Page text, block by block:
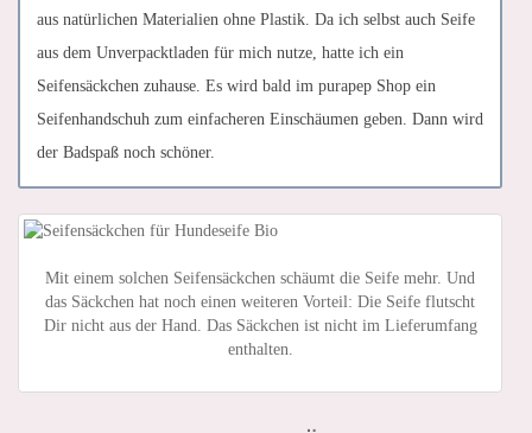
aus natürlichen Materialien ohne Plastik. Da ich selbst auch Seife
aus dem Unverpacktladen für mich nutze, hatte ich ein
Seifensäckchen zuhause. Es wird bald im purapep Shop ein
Seifenhandschuh zum einfacheren Einschäumen geben. Dann wird
der Badspaß noch schöner.
Mit einem solchen Seifensäckchen schäumt die Seife mehr. Und
das Säckchen hat noch einen weiteren Vorteil: Die Seife flutscht
Dir nicht aus der Hand. Das Säckchen ist nicht im Lieferumfang
enthalten.